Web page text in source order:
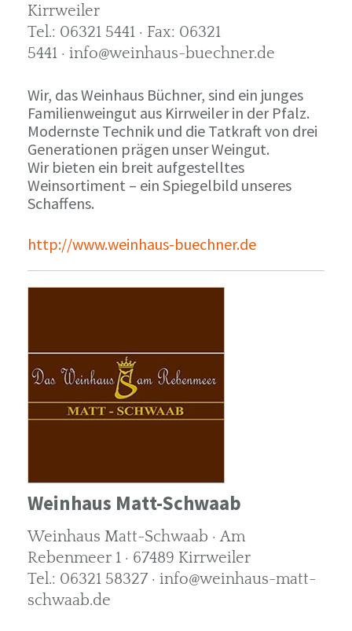
Kirrweiler
Tel.: 06321 5441 · Fax: 06321
5441 · info@weinhaus-buechner.de
Wir, das Weinhaus Büchner, sind ein junges
Familienweingut aus Kirrweiler in der Pfalz.
Modernste Technik und die Tatkraft von drei
Generationen prägen unser Weingut.
Wir bieten ein breit aufgestelltes
Weinsortiment – ein Spiegelbild unseres
Schaffens.
http://www.weinhaus-buechner.de
Weinhaus Matt-Schwaab
Weinhaus Matt-Schwaab · Am
Rebenmeer 1 · 67489 Kirrweiler
Tel.: 06321 58327 · info@weinhaus-matt-
schwaab.de